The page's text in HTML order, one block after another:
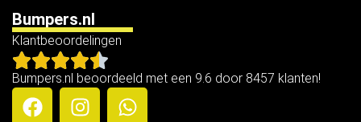
Bumpers.nl
Klantbeoordelingen
Bumpers.nl beoordeeld met een 9.6 door 8457 klanten!